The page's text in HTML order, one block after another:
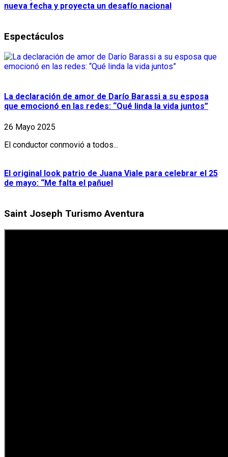
nueva fecha y proyecta un desafío nacional
Espectáculos
La declaración de amor de Darío Barassi a su esposa
que emocionó en las redes: “Qué linda la vida juntos”
26 Mayo 2025
El conductor conmovió a todos...
El original look patrio de Juana Viale para celebrar el 25
de mayo: “Me falta el pañuel
Saint Joseph Turismo Aventura